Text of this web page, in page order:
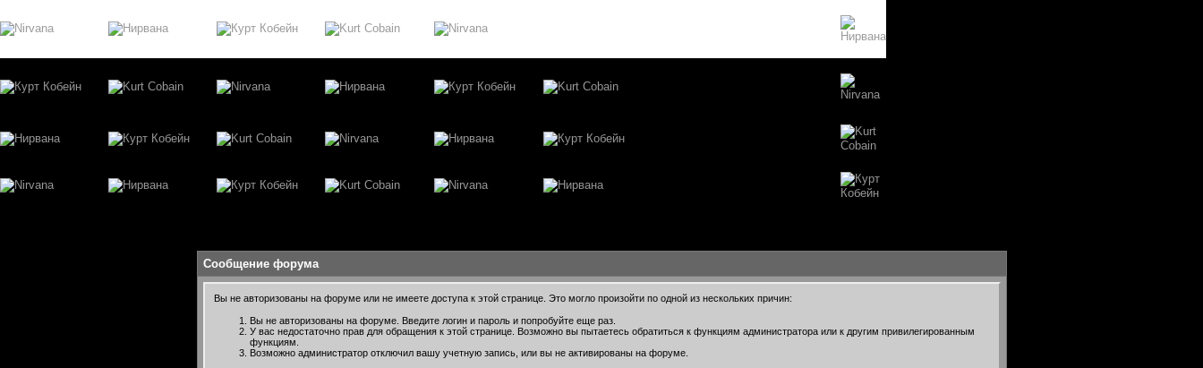
Сообщение форума
Вы не авторизованы на форуме или не имеете доступа к этой странице. Это могло произойти по одной из нескольких причин:
Вы не авторизованы на форуме. Введите логин и пароль и попробуйте еще раз.
У вас недостаточно прав для обращения к этой странице. Возможно вы пытаетесь обратиться к функциям администратора или к другим привилегированным
функциям.
Возможно администратор отключил вашу учетную запись, или вы не активированы на форуме.